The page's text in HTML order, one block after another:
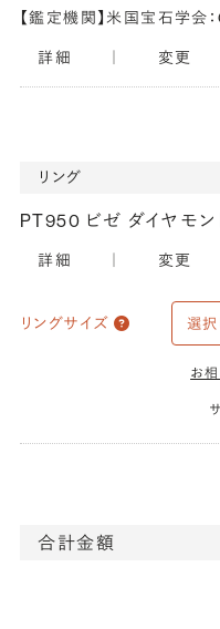
【鑑定機関】米国宝石学会
詳細 変更
リング
PT950 ビゼ ダイヤモン
詳細 変更
リングサイズ
お
合計金額